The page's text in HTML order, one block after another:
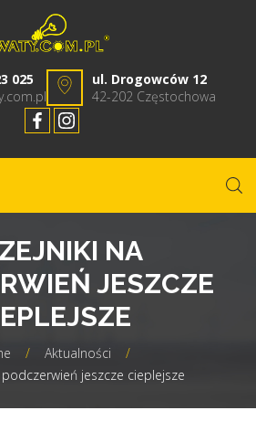
025
ul. Drogowców 12
42-202 Częstochowa
NA
JESZCZE
/ Aktualności
/
jeszcze cieplejsze